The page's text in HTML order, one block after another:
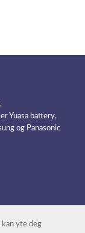
Yuasa battery,
og Panasonic
yte deg